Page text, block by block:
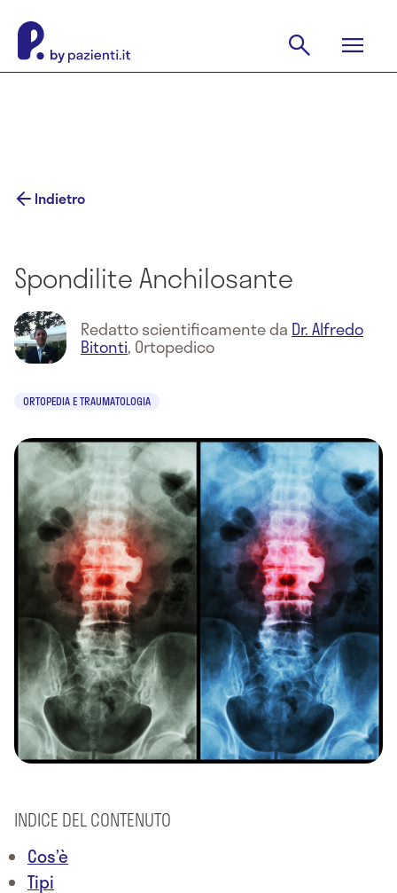
Indietro
Spondilite Anchilosante
Redatto scientificamente da Dr. Alfredo
Bitonti, Ortopedico
ORTOPEDIA E TRAUMATOLOGIA
INDICE DEL CONTENUTO
Cos’è
Tipi